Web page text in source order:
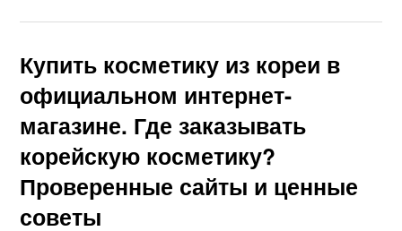
Купить косметику из кореи в
официальном интернет-
магазине. Где заказывать
корейскую косметику?
Проверенные сайты и ценные
советы